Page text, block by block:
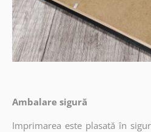
Ambalare sigură
Imprimarea este plasată în